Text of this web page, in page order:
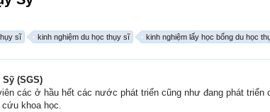
sĩ kinh nghiệm du học thụy sĩ kinh nghiệm lấy học bổng du học
(SGS)
các ở hầu hết các nước phát triển cũng như đang phát
khoa học.